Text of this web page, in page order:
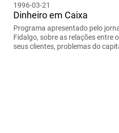
1996-03-21
Dinheiro em Caixa
Programa apresentado pelo
Fidalgo, sobre as relações entre
seus clientes, problemas do